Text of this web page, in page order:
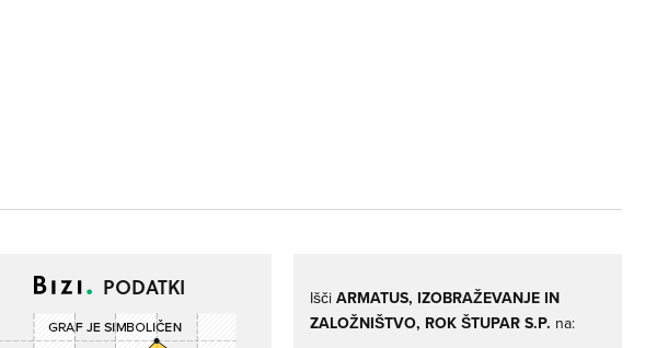
PODATKI Išči ARMATUS, IZOBRAŽEVANJE IN
ZALOŽNIŠTVO, ROK ŠTUPAR S.P. na: